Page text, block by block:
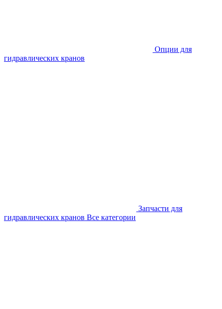
Опции для
гидравлических кранов
Запчасти для
гидравлических кранов Все категории